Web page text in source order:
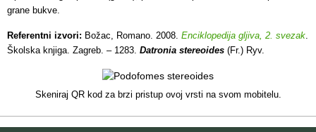
grane bukve.
Referentni izvori: Božac, Romano. 2008. Enciklopedija gljiva, 2. svezak.
Školska knjiga. Zagreb. – 1283. Datronia stereoides (Fr.) Ryv.
Skeniraj QR kod za brzi pristup ovoj vrsti na svom mobitelu.